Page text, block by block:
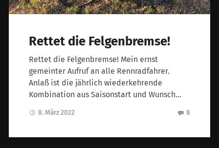
Rettet die Felgenbremse!
Rettet die Felgenbremse! Mein ernst
gemeinter Aufruf an alle Rennradfahrer.
Anlaß ist die jährlich wiederkehrende
Kombination aus Saisonstart und Wunsch…
8. März 2022 8